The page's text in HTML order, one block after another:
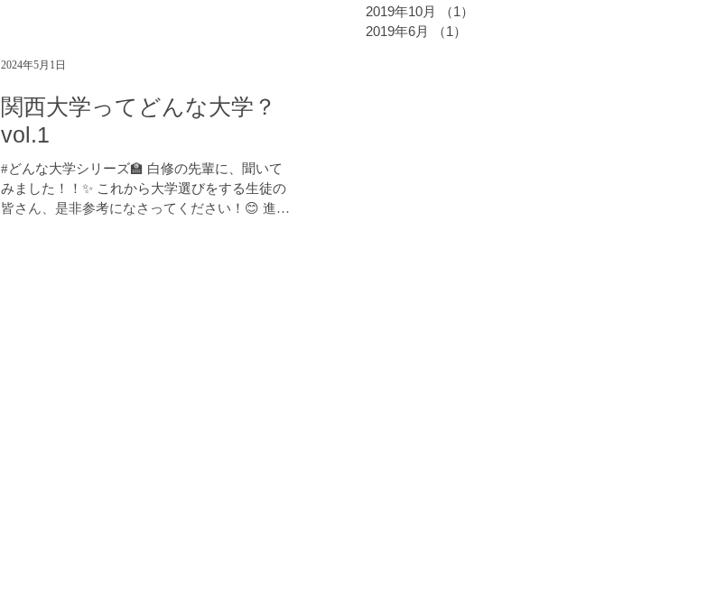
関西大学ってどんな大学？
vol.1
#どんな大学シリーズ🏫 白修の先輩に、聞いて
みました！！✨ これから大学選びをする生徒の
皆さん、是非参考になさってください！😊 進学
2024年5月1日
2019年10月
（1）
2019年6月
（1）